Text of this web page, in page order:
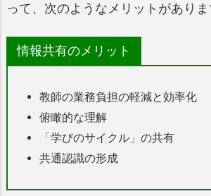
って、次のようなメリットがありま
情報共有のメリット
教師の業務負担の軽減と効率化
俯瞰的な理解
「学びのサイクル」の共有
共通認識の形成